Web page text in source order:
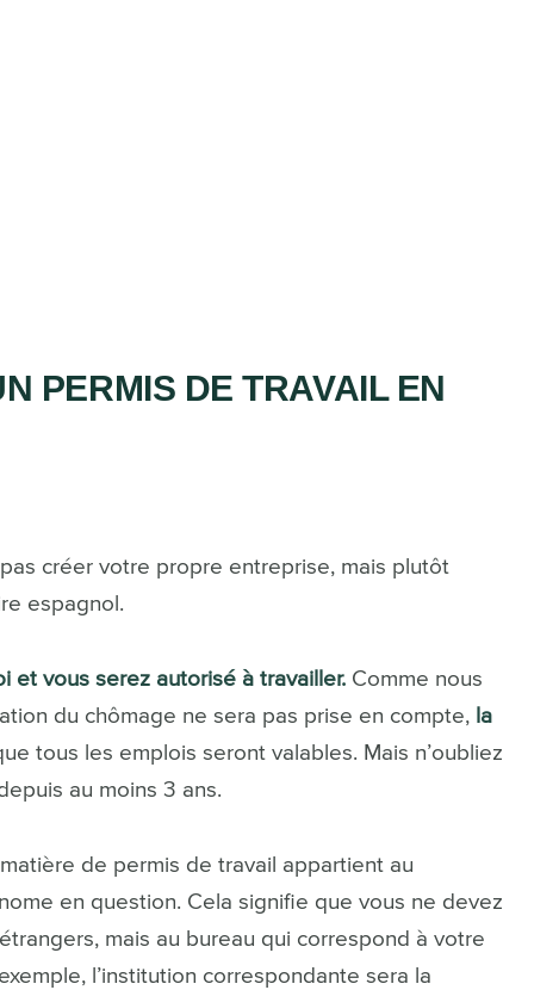
PERMIS DE TRAVAIL EN
créer votre propre entreprise, mais plutôt
espagnol.
et vous serez autorisé à travailler. Comme nous
du chômage ne sera pas prise en compte, la
tous les emplois seront valables. Mais n’oubliez
au moins 3 ans.
de permis de travail appartient au
en question. Cela signifie que vous ne devez
mais au bureau qui correspond à votre
l’institution correspondante sera la